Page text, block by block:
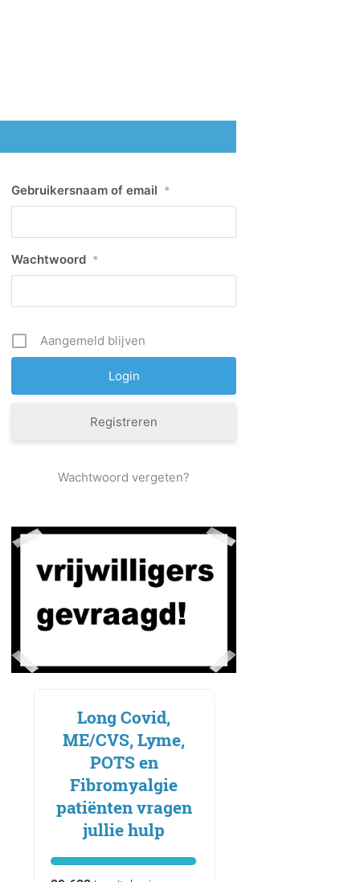
Gebruikersnaam of email *
Wachtwoord *
Aangemeld blijven
Registreren
Wachtwoord vergeten?
Long Covid,
ME/CVS, Lyme,
POTS en
Fibromyalgie
patiënten vragen
jullie hulp